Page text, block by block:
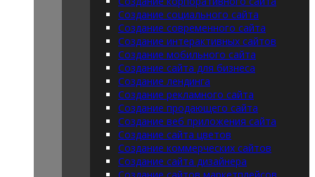
Создание социального сайта
Создание современного сайта
Создание интерактивных сайтов
Создание мобильного сайта
Создание сайта для бизнеса
Создание лендинга
Создание рекламного сайта
Создание продающего сайта
Создание веб приложения сайта
Создание сайта цветов
Создание коммерческих сайтов
Создание сайта дизайнера